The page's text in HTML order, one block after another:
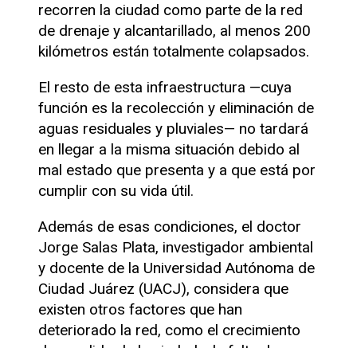
recorren la ciudad como parte de la red
de drenaje y alcantarillado, al menos 200
kilómetros están totalmente colapsados.
El resto de esta infraestructura —cuya
función es la recolección y eliminación de
aguas residuales y pluviales— no tardará
en llegar a la misma situación debido al
mal estado que presenta y a que está por
cumplir con su vida útil.
Además de esas condiciones, el doctor
Jorge Salas Plata, investigador ambiental
y docente de la Universidad Autónoma de
Ciudad Juárez (UACJ), considera que
existen otros factores que han
deteriorado la red, como el crecimiento